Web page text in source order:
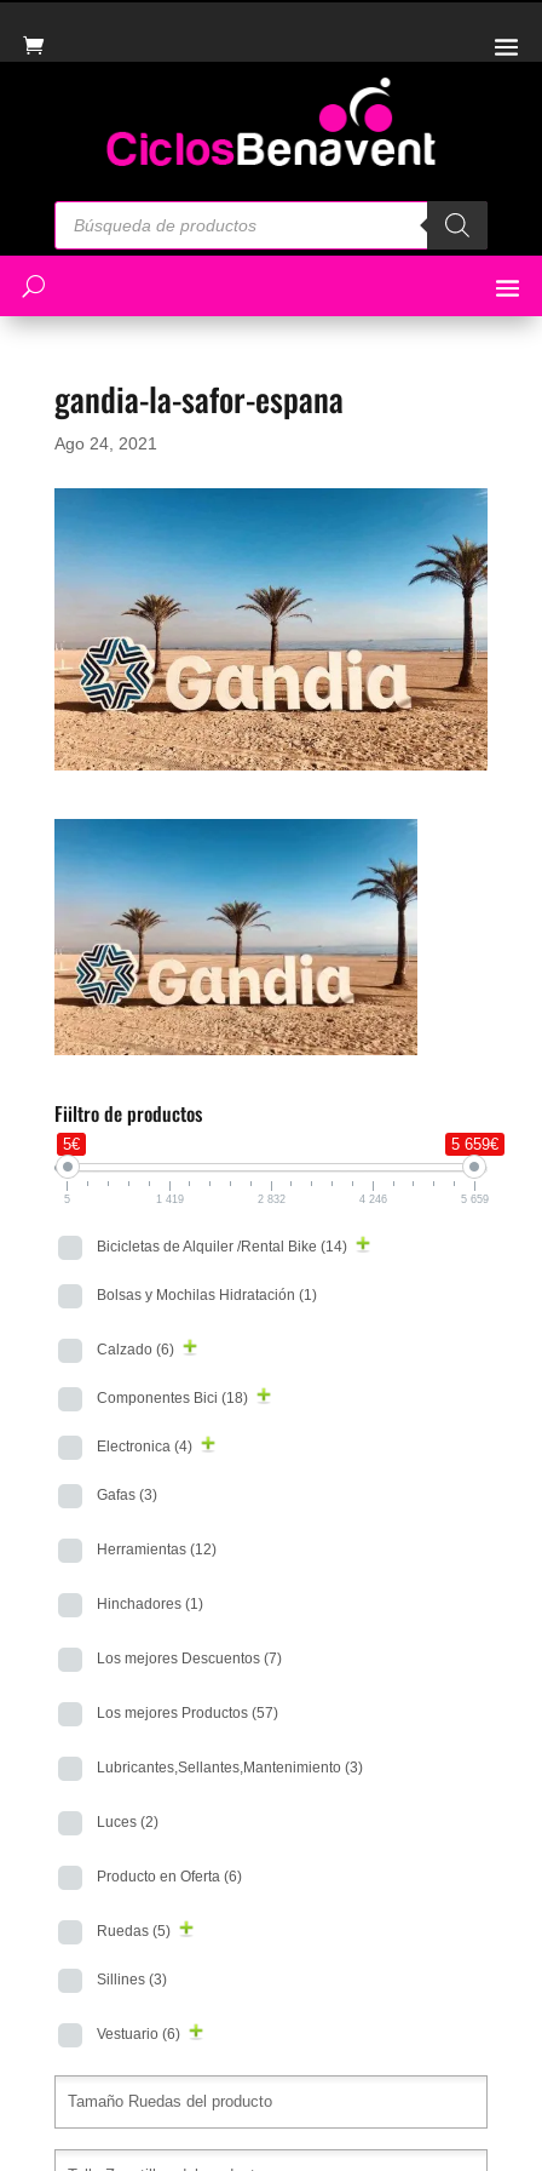
Búsqueda
de
gandia-la-safor-espana
Ago 24, 2021
Fiiltro de productos
5€ 5 659€
5 1 419 2 832 4 246 5 659
Bicicletas de Alquiler /Rental Bike (14)
Bolsas y Mochilas Hidratación (1)
Calzado (6)
Componentes Bici (18)
Electronica (4)
Gafas (3)
Herramientas (12)
Hinchadores (1)
Los mejores Descuentos (7)
Los mejores Productos (57)
Lubricantes,Sellantes,Mantenimiento (3)
Luces (2)
Producto en Oferta (6)
Ruedas (5)
Sillines (3)
Vestuario (6)